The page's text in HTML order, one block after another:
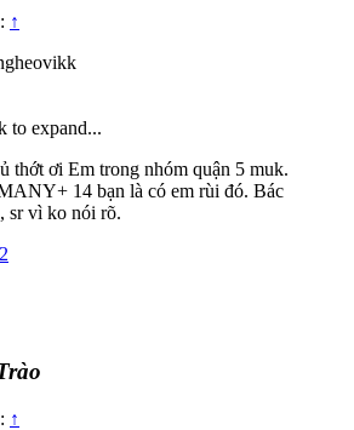
↑
to expand...
thớt ơi Em trong nhóm quận 5 muk.
14 bạn là có em rùi đó. Bác
sr vì ko nói rõ.
↑